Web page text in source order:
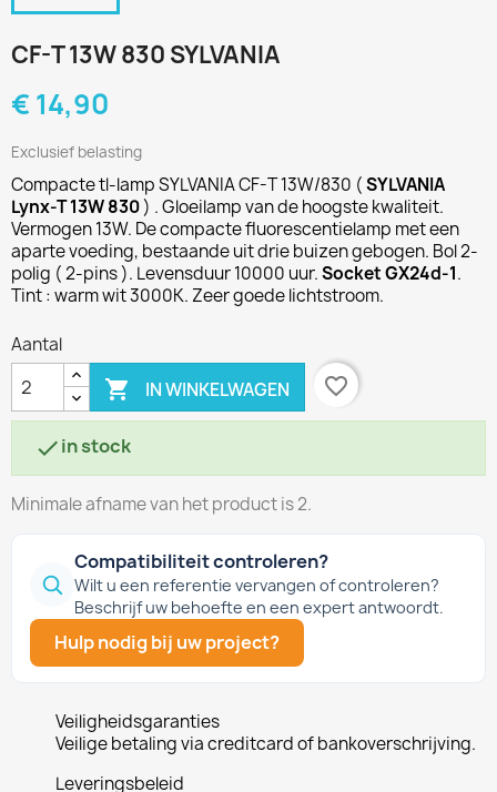
CF-T 13W 830 SYLVANIA
€ 14,90
Exclusief belasting
Compacte tl-lamp SYLVANIA CF-T 13W/830 (SYLVANIA
Lynx-T 13W 830) . Gloeilamp van de hoogste kwaliteit.
Vermogen 13W. De compacte fluorescentielamp met een
aparte voeding, bestaande uit drie buizen gebogen. Bol 2-
polig ( 2-pins ). Levensduur 10000 uur.Socket GX24d-1.
Tint : warm wit 3000K. Zeer goede lichtstroom.
Aantal
 IN WINKELWAGEN favorite_border
in stock
Minimale afname van het product is 2.
Compatibiliteit controleren?
Wilt u een referentie vervangen of controleren?
Beschrijf uw behoefte en een expert antwoordt.
Hulp nodig bij uw project?
Veiligheidsgaranties
Veilige betaling via creditcard of bankoverschrijving.
Leveringsbeleid